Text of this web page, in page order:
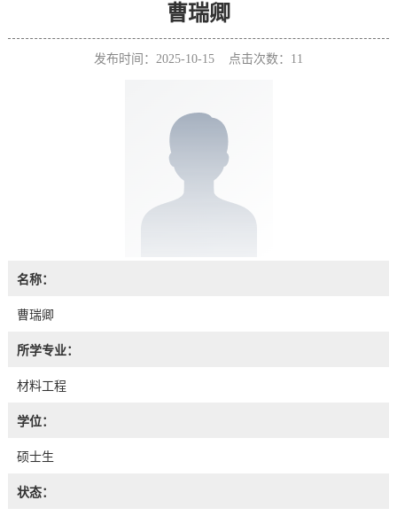
曹瑞卿
发布时间：2025-10-15 点击次数： 11
名称：
曹瑞卿
所学专业：
材料工程
学位：
硕士生
状态：